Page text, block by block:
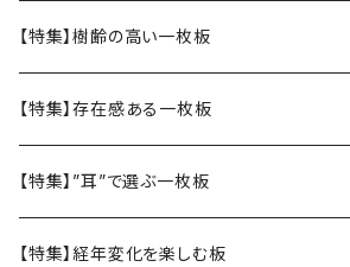
【特集】樹齢の高い一枚板
【特集】存在感ある一枚板
【特集】”耳”で選ぶ一枚板
【特集】経年変化を楽しむ板